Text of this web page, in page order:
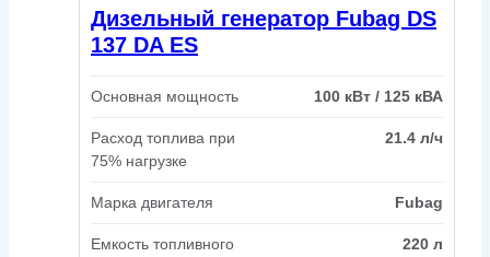
Дизельный генератор Fubag DS
137 DA ES
Основная мощность 100 кВт / 125 кВА
Расход топлива при
75% нагрузке
21.4 л/ч
Марка двигателя Fubag
Емкость топливного
220 л